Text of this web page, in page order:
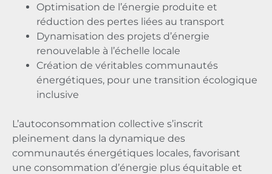
Optimisation de l’énergie produite et
réduction des pertes liées au transport
Dynamisation des projets d’énergie
renouvelable à l’échelle locale
Création de véritables communautés
énergétiques, pour une transition écologique
inclusive
L’autoconsommation collective s’inscrit
pleinement dans la dynamique des
communautés énergétiques locales, favorisant
une consommation d’énergie plus équitable et